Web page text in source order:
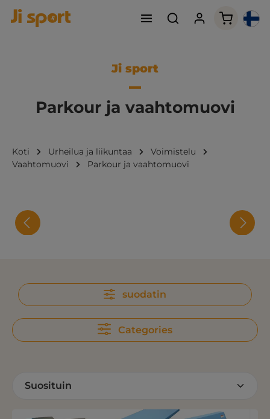
Ji sport
Parkour ja vaahtomuovi
Koti Urheilua ja liikuntaa
Voimistelu
Vaahtomuovi
Parkour ja vaahtomuovi
suodatin
Categories